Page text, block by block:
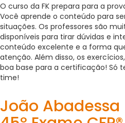
O curso da FK prepara para a
Você aprende o conteúdo para
situações. Os professores são
disponíveis para tirar dúvidas e
conteúdo excelente e a forma
atenção. Além disso, os
boa base para a certificação! Só
time!
João